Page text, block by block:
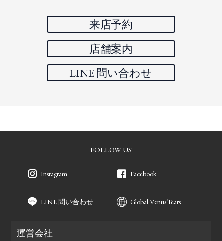
来店予約
店舗案内
LINE 問い合わせ
FOLLOW US
Instagram
LINE 問い合わせ
Facebook
Global Venus Tears
運営会社